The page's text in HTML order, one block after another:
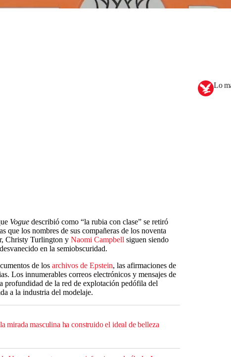
Vogue describió como “la rubia con clase” se retiró
que los nombres de sus compañeras de los noventa
Christy Turlington y Naomi Campbell siguen siendo
en la semiobscuridad.
de los archivos de Epstein, las afirmaciones de
Los innumerables correos electrónicos y mensajes de
profundidad de la red de explotación pedófila del
a la industria del modelaje.
mirada masculina ha construido el ideal de belleza
Lo